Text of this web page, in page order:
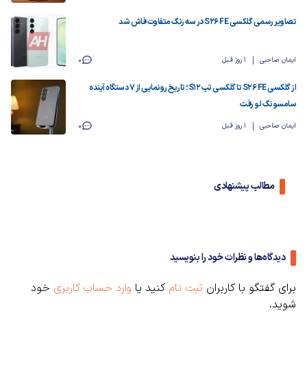
تصاویر رسمی گلکسی S26 FE در سه رنگ متفاوت فاش شد
ایمان صاحبی 1 روز قبل 0
از گلکسی S26 FE تا گلکسی تب S12؛ تاریخ رونمایی از ۷ دستگاه آینده
سامسونگ لو رفت
ایمان صاحبی 1 روز قبل 0
مطالب پیشنهادی
دیدگاه‌ها و نظرات خود را بنویسید
برای گفتگو با کاربران ثبت نام کنید یا وارد حساب کاربری خود
شوید.